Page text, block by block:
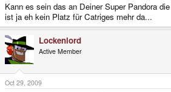
Kann es sein das an Deiner Super Pandora
ist ja eh kein Platz für Catriges mehr da...
Lockenlord
Active Member
Oct 29, 2009